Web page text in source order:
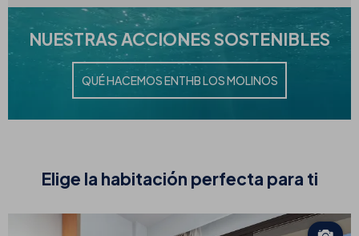
NUESTRASACCIONES SOSTENIBLES
QUÉ HACEMOS ENTHB LOS MOLINOS
Elige la habitación perfecta para ti